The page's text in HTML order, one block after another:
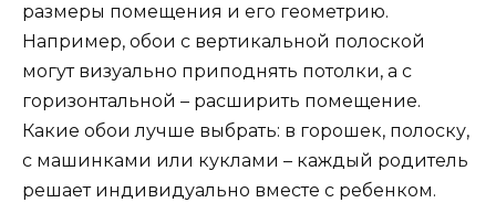
размеры помещения и его геометрию.
Например, обои с вертикальной полоской
могут визуально приподнять потолки, а с
горизонтальной – расширить помещение.
Какие обои лучше выбрать: в горошек, полоску,
с машинками или куклами – каждый родитель
решает индивидуально вместе с ребенком.